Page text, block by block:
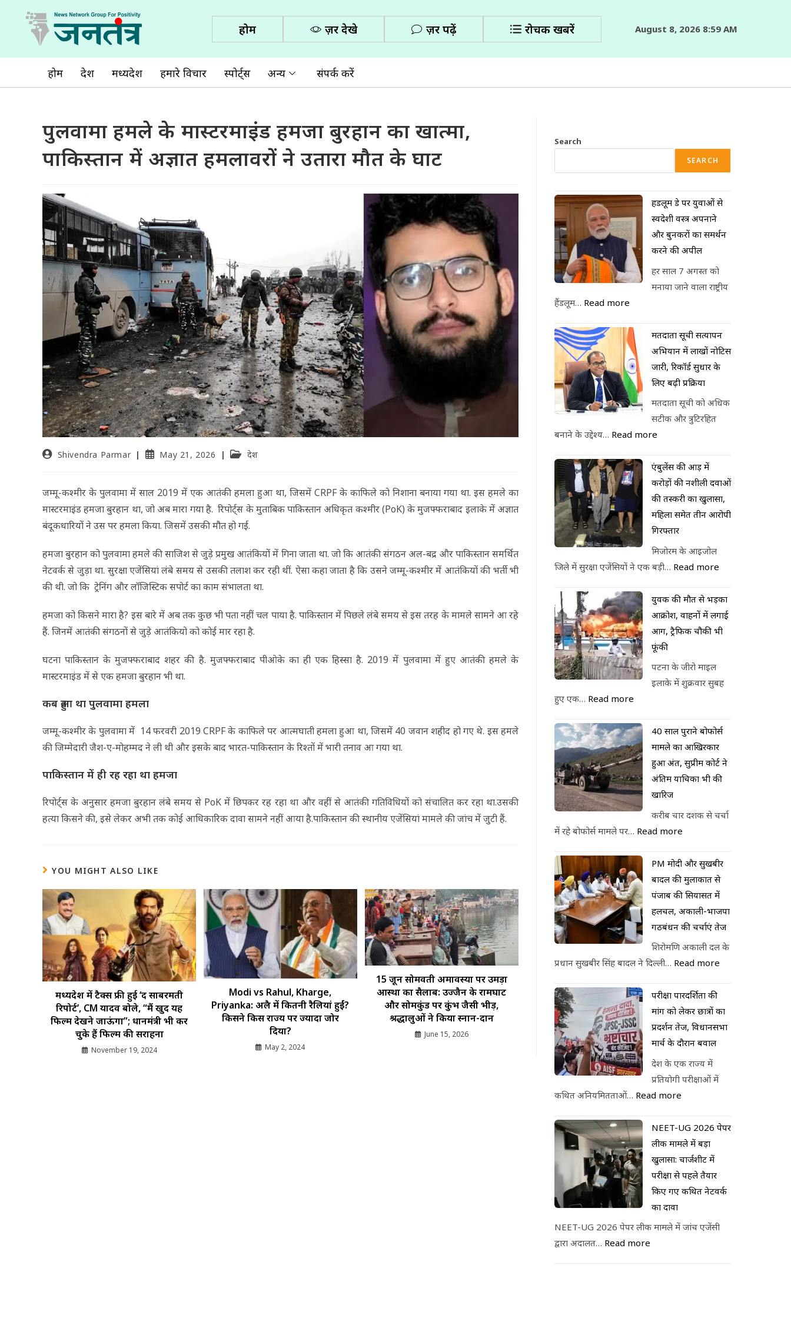
होम ज़रूर देखे ज़रूर पढ़ें रोचक खबरें August 8, 2026 8:59 AM
होम देश मध्यप्रदेश हमारे विचार स्पोर्ट्स अन्य संपर्क करें
पुलवामा हमले के मास्टरमाइंड हमजा बुरहान का खात्मा,
पाकिस्तान में अज्ञात हमलावरों ने उतारा मौत के घाट
Shivendra Parmar May 21, 2026 देश
जम्मू-कश्मीर के पुलवामा में साल 2019 में एक आतंकी हमला हुआ था, जिसमें CRPF के काफिले को निशाना बनाया गया था. इस हमले का
मास्टरमाइंड हमजा बुरहान था, जो अब मारा गया है. रिपोर्ट्स के मुताबिक पाकिस्तान अधिकृत कश्मीर (PoK) के मुजफ्फराबाद इलाके में अज्ञात
बंदूकधारियों ने उस पर हमला किया. जिसमें उसकी मौत हो गई.
हमजा बुरहान को पुलवामा हमले की साजिश से जुड़े प्रमुख आतंकियों में गिना जाता था. जो कि आतंकी संगठन अल-बद्र और पाकिस्तान समर्थित
नेटवर्क से जुड़ा था. सुरक्षा एजेंसियां लंबे समय से उसकी तलाश कर रही थीं. ऐसा कहा जाता है कि उसने जम्मू-कश्मीर में आतंकियों की भर्ती भी
की थी. जो कि ट्रेनिंग और लॉजिस्टिक सपोर्ट का काम संभालता था.
हमजा को किसने मारा है? इस बारे में अब तक कुछ भी पता नहीं चल पाया है. पाकिस्‍तान में प‍िछले लंबे समय से इस तरह के मामले सामने आ रहे
हैं. जिनमें आतंकी संगठनों से जुड़े आतंकियो को कोई मार रहा है.
घटना पाकिस्तान के मुजफ्फराबाद शहर की है. मुजफ्फराबाद पीओके का ही एक हिस्सा है. 2019 में पुलवामा में हुए आतंकी हमले के
मास्टरमाइंड में से एक हमजा बुरहान भी था.
कब हुआ था पुलवामा हमला
जम्मू-कश्मीर के पुलवामा में 14 फरवरी 2019 CRPF के काफिले पर आत्मघाती हमला हुआ था, जिसमें 40 जवान शहीद हो गए थे. इस हमले
की जिम्मेदारी जैश-ए-मोहम्मद ने ली थी और इसके बाद भारत-पाकिस्तान के रिश्तों में भारी तनाव आ गया था.
पाकिस्‍तान में ही रह रहा था हमजा
रिपोर्ट्स के अनुसार हमजा बुरहान लंबे समय से PoK में छिपकर रह रहा था और वहीं से आतंकी गतिविधियों को संचालित कर रहा था.उसकी
हत्या किसने की, इसे लेकर अभी तक कोई आधिकारिक दावा सामने नहीं आया है.पाकिस्तान की स्थानीय एजेंसियां मामले की जांच में जुटी हैं.
YOU MIGHT ALSO LIKE
मध्यप्रदेश में टैक्स फ्री हुई ‘द साबरमती
रिपोर्ट’, CM यादव बोले, “मैं खुद यह
फिल्म देखने जाऊंगा”; प्रधानमंत्री भी कर
चुके हैं फिल्म की सराहना
November 19, 2024
Modi vs Rahul, Kharge,
Priyanka: अप्रैल में कितनी रैलियां हुईं?
किसने किस राज्य पर ज्यादा जोर
दिया?
May 2, 2024
15 जून सोमवती अमावस्या पर उमड़ा
आस्था का सैलाब: उज्जैन के रामघाट
और सोमकुंड पर कुंभ जैसी भीड़,
श्रद्धालुओं ने किया स्नान-दान
June 15, 2026
Search
SEARCH
हैंडलूम डे पर युवाओं से
स्वदेशी वस्त्र अपनाने
और बुनकरों का समर्थन
करने की अपील
हर साल 7 अगस्त को
मनाया जाने वाला राष्ट्रीय
हैंडलूम… Read more
मतदाता सूची सत्यापन
अभियान में लाखों नोटिस
जारी, रिकॉर्ड सुधार के
लिए बढ़ी प्रक्रिया
मतदाता सूची को अधिक
सटीक और त्रुटिरहित
बनाने के उद्देश्य… Read more
एंबुलेंस की आड़ में
करोड़ों की नशीली दवाओं
की तस्करी का खुलासा,
महिला समेत तीन आरोपी
गिरफ्तार
मिजोरम के आइजोल
जिले में सुरक्षा एजेंसियों ने एक बड़ी… Read more
युवक की मौत से भड़का
आक्रोश, वाहनों में लगाई
आग, ट्रैफिक चौकी भी
फूंकी
पटना के जीरो माइल
इलाके में शुक्रवार सुबह
हुए एक… Read more
40 साल पुराने बोफोर्स
मामले का आखिरकार
हुआ अंत, सुप्रीम कोर्ट ने
अंतिम याचिका भी की
खारिज
करीब चार दशक से चर्चा
में रहे बोफोर्स मामले पर… Read more
PM मोदी और सुखबीर
बादल की मुलाकात से
पंजाब की सियासत में
हलचल, अकाली-भाजपा
गठबंधन की चर्चाएं तेज
शिरोमणि अकाली दल के
प्रधान सुखबीर सिंह बादल ने दिल्ली… Read more
परीक्षा पारदर्शिता की
मांग को लेकर छात्रों का
प्रदर्शन तेज, विधानसभा
मार्च के दौरान बवाल
देश के एक राज्य में
प्रतियोगी परीक्षाओं में
कथित अनियमितताओं… Read more
NEET-UG 2026 पेपर
लीक मामले में बड़ा
खुलासा: चार्जशीट में
परीक्षा से पहले तैयार
किए गए कथित नेटवर्क
का दावा
NEET-UG 2026 पेपर लीक मामले में जांच एजेंसी
द्वारा अदालत… Read more